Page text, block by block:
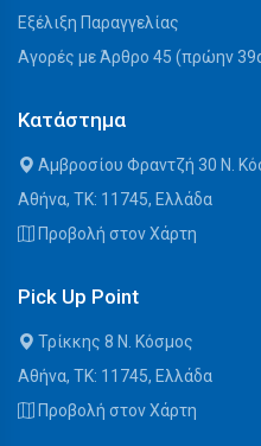
Εξέλιξη Παραγγελίας
Αγορές με Άρθρο 45 (πρώην
Κατάστημα
Αμβροσίου Φραντζή 30 Ν.
Αθήνα, ΤΚ: 11745, Ελλάδα
Προβολή στον Χάρτη
Pick Up Point
Τρίκκης 8 Ν. Κόσμος
Αθήνα, ΤΚ: 11745, Ελλάδα
Προβολή στον Χάρτη